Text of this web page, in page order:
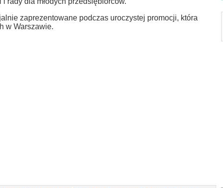
zaprezentowane podczas uroczystej promocji, która
w Warszawie.